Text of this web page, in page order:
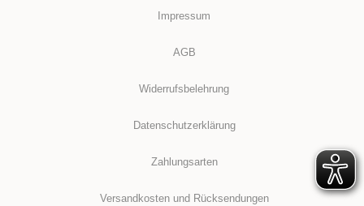
Impressum
AGB
Widerrufsbelehrung
Datenschutzerklärung
Zahlungsarten
Versandkosten und Rücksendungen